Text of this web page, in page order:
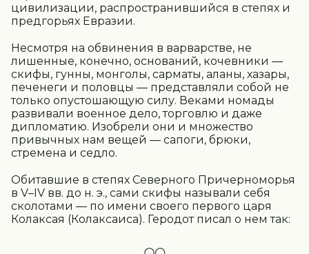
цивилизации, распространившийся в степях и
предгорьях Евразии.
Несмотря на обвинения в варварстве, не
лишенные, конечно, оснований, кочевники —
скифы, гунны, монголы, сарматы, аланы, хазары,
печенеги и половцы — представляли собой не
только опустошающую силу. Веками номады
развивали военное дело, торговлю и даже
дипломатию. Изобрели они и множество
привычных нам вещей — сапоги, брюки,
стремена и седло.
Обитавшие в степях Северного Причерноморья
в V–IV вв. до н. э., сами скифы называли себя
сколотами — по имени своего первого царя
Колаксая (Колаксаиса). Геродот писал о нем так: